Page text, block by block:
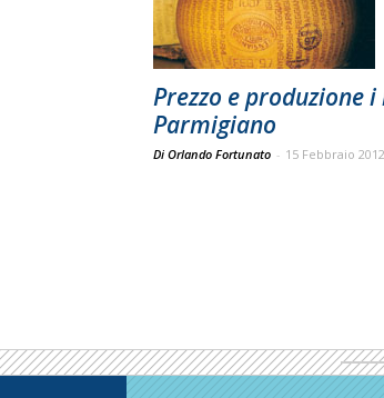
Prezzo e produzione
Parmigiano
Di Orlando Fortunato - 15 Febbraio 2012